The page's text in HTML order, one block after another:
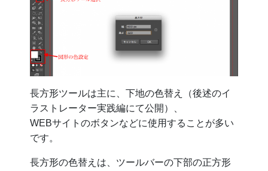
長方形ツールは主に、下地の色替え（後述のイ
ラストレーター実践編にて公開）、
WEBサイトのボタンなどに使用することが多い
です。
長方形の色替えは、ツールバーの下部の正方形